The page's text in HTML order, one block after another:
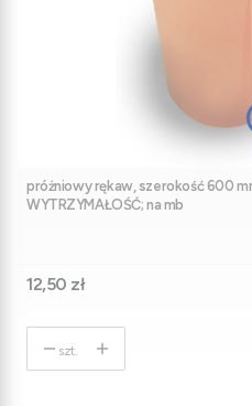
próżniowy rękaw, szerokość 600
WYTRZYMAŁOŚĆ; na mb
Cena
12,50 zł
szt.